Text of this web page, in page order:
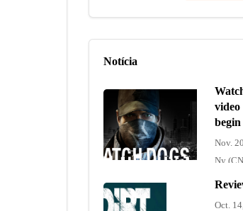
Notícia
video
Nov.
Ny
Oct.